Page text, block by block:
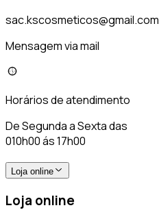
sac.kscosmeticos@gmail.com
Mensagem via mail
Horários de atendimento
De Segunda a Sexta das
010h00 ás 17h00
Loja online
Loja online